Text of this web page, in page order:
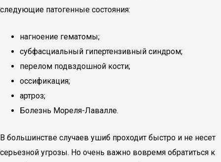
следующие патогенные состояния:
нагноение гематомы;
субфасциальный гипертензивный синдром;
перелом подвздошной кости;
оссификация;
артроз;
Болезнь Мореля-Лавалле.
В большинстве случаев ушиб проходит быстро и не несет
серьезной угрозы. Но очень важно вовремя обратиться к